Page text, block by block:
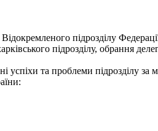
підрозділу
підрозділу, обрання
успіхи та проблеми підрозділу